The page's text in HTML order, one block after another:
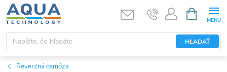
Prejsť
na
obsah
HĽADAŤ
KOŠÍK
Reverzná osmóza